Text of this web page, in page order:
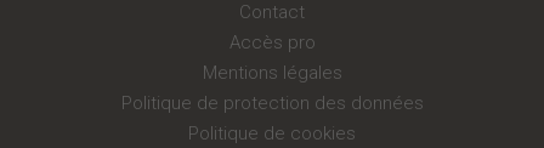
Contact
Accès pro
Mentions légales
Politique de protection des données
Politique de cookies